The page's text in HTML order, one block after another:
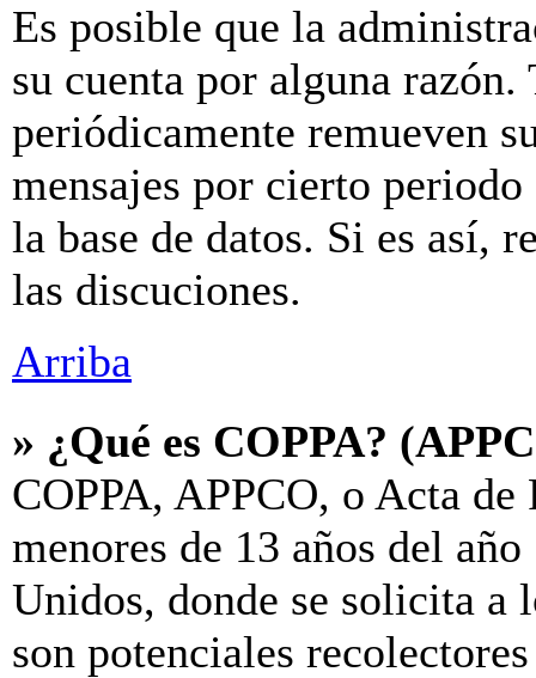
Es posible que la
su cuenta por alguna
periódicamente remueven
mensajes por cierto
la base de datos. Si es así,
las discuciones.
Arriba
» ¿Qué es COPPA?
COPPA, APPCO, o Acta
menores de 13 años del
Unidos, donde se solicita a
son potenciales